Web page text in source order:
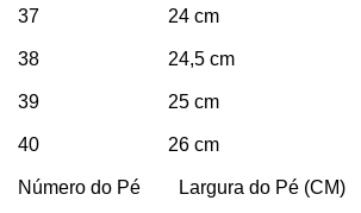
37 24 cm
38 24,5 cm
39 25 cm
40 26 cm
Número do Pé Largura do Pé (CM)